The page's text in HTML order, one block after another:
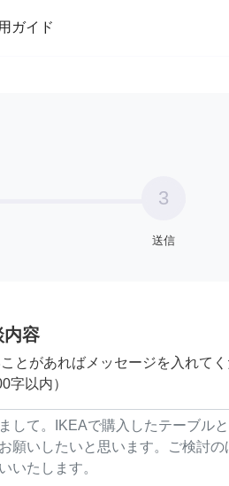
ガイド
料理
3
送信
内容
とがあればメッセージを入れて
字以内）